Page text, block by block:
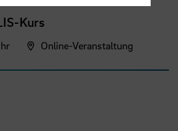
Kurs
Online-Veranstaltung